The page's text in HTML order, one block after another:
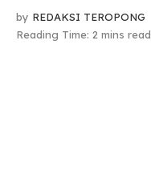
by REDAKSI TEROPONG
Reading Time: 2 mins read